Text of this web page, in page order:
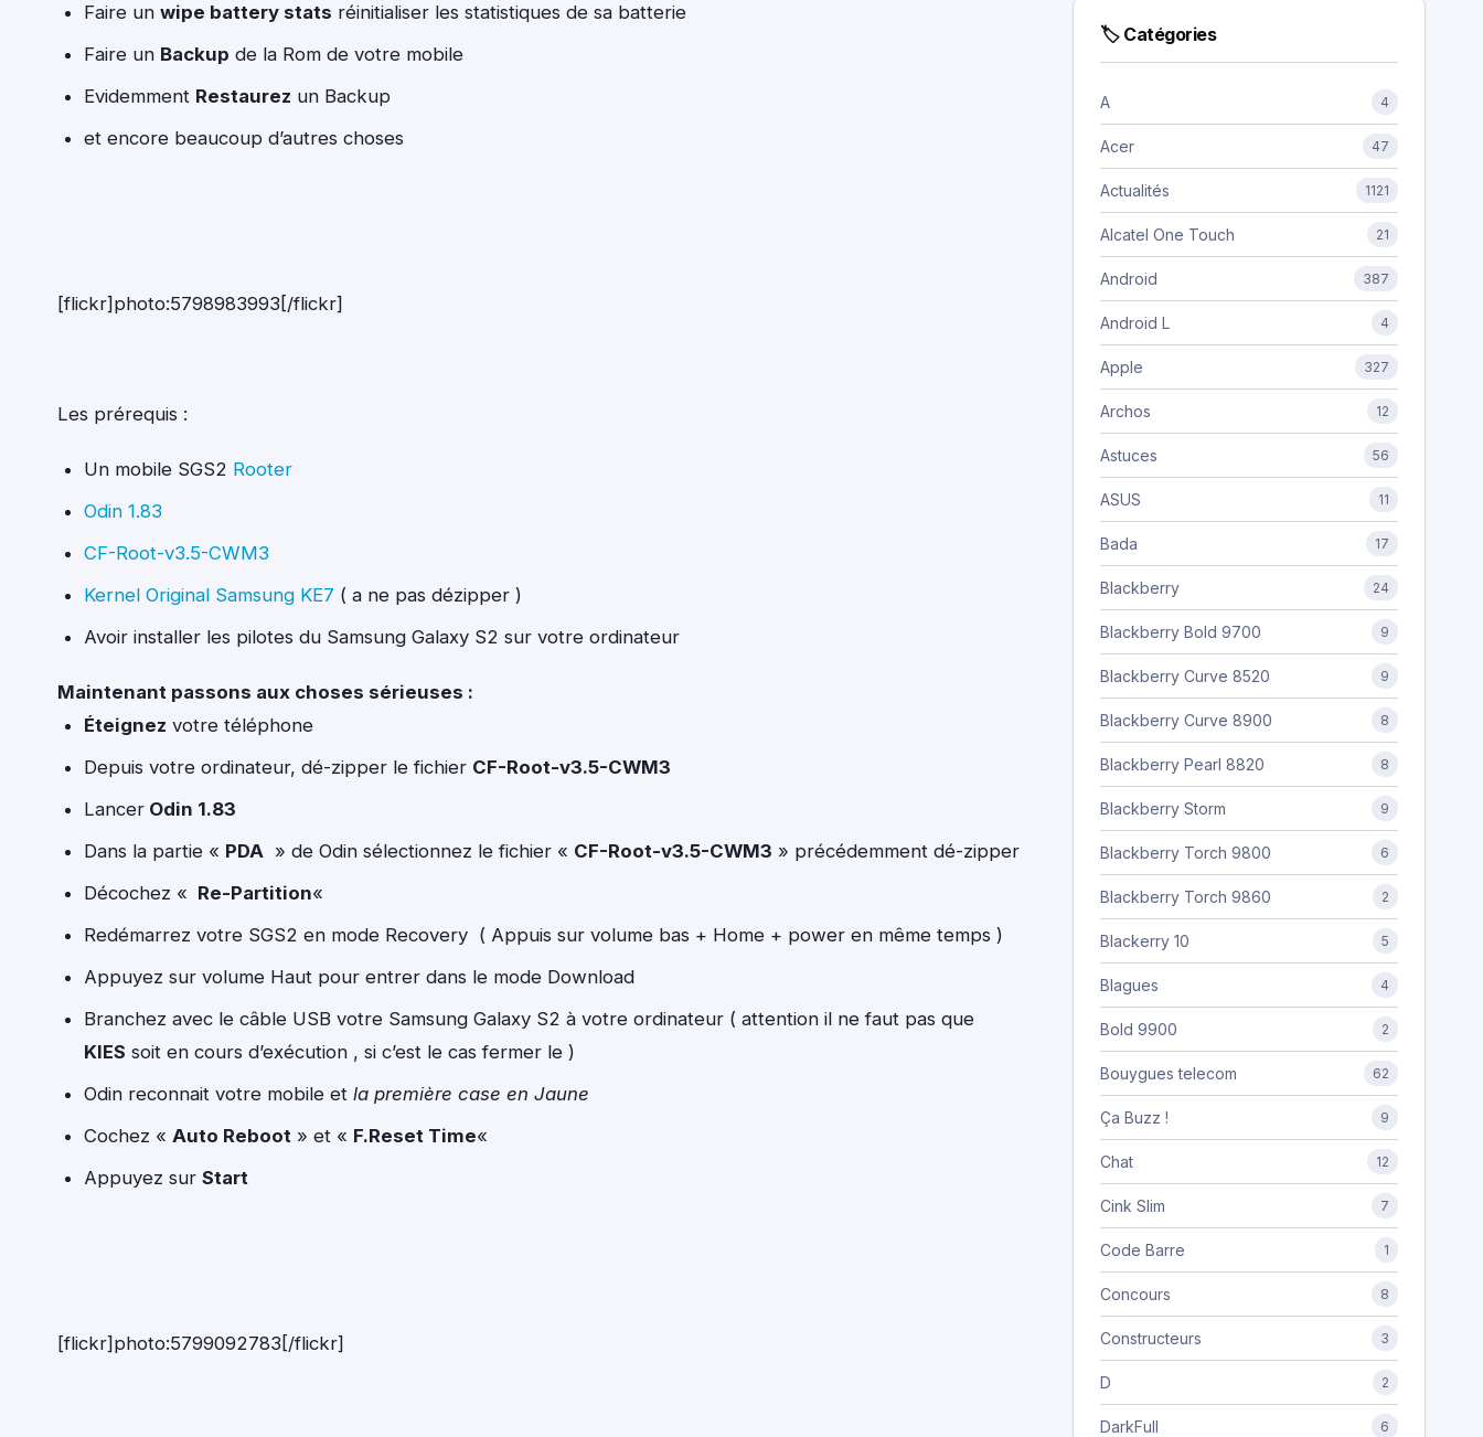
Faire un wipe battery stats réinitialiser les statistiques de sa batterie
Faire un Backup de la Rom de votre mobile
Evidemment Restaurez un Backup
et encore beaucoup d’autres choses
[flickr]photo:5798983993[/flickr]
Les prérequis :
Un mobile SGS2 Rooter
Odin 1.83
CF-Root-v3.5-CWM3
Kernel Original Samsung KE7 ( a ne pas dézipper )
Avoir installer les pilotes du Samsung Galaxy S2 sur votre ordinateur
Maintenant passons aux choses sérieuses :
Éteignez votre téléphone
Depuis votre ordinateur, dé-zipper le fichier CF-Root-v3.5-CWM3
Lancer Odin 1.83
Dans la partie « PDA » de Odin sélectionnez le fichier « CF-Root-v3.5-CWM3 » précédemment dé-zipper
Décochez « Re-Partition«
Redémarrez votre SGS2 en mode Recovery ( Appuis sur volume bas + Home + power en même temps )
Appuyez sur volume Haut pour entrer dans le mode Download
Branchez avec le câble USB votre Samsung Galaxy S2 à votre ordinateur ( attention il ne faut pas que
KIES soit en cours d’exécution , si c’est le cas fermer le )
Odin reconnait votre mobile et la première case en Jaune
Cochez « Auto Reboot » et « F.Reset Time«
Appuyez sur Start
[flickr]photo:5799092783[/flickr]
🏷 Catégories
A 4
Acer 47
Actualités 1121
Alcatel One Touch 21
Android 387
Android L 4
Apple 327
Archos 12
Astuces 56
ASUS 11
Bada 17
Blackberry 24
Blackberry Bold 9700 9
Blackberry Curve 8520 9
Blackberry Curve 8900 8
Blackberry Pearl 8820 8
Blackberry Storm 9
Blackberry Torch 9800 6
Blackberry Torch 9860 2
Blackerry 10 5
Blagues 4
Bold 9900 2
Bouygues telecom 62
Ça Buzz ! 9
Chat 12
Cink Slim 7
Code Barre 1
Concours 8
Constructeurs 3
D 2
DarkFull 6